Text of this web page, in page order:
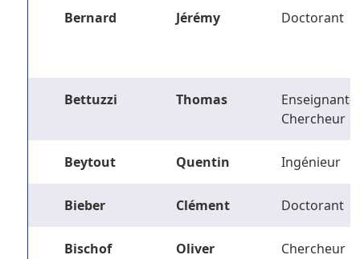
Bernard Jérémy Doctorant
Bettuzzi Thomas
Enseignant-
Chercheur
Beytout Quentin Ingénieur
Bieber Clément Doctorant
Bischof Oliver Chercheur